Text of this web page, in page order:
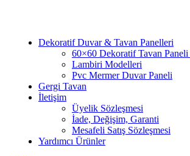
Dekoratif Duvar & Tavan Panelleri
60×60 Dekoratif Tavan
Lambiri Modelleri
Pvc Mermer Duvar Paneli
Gergi Tavan
İletişim
Üyelik Sözleşmesi
İade, Değişim, Garanti
Mesafeli Satış Sözleşmesi
Yardımcı Ürünler